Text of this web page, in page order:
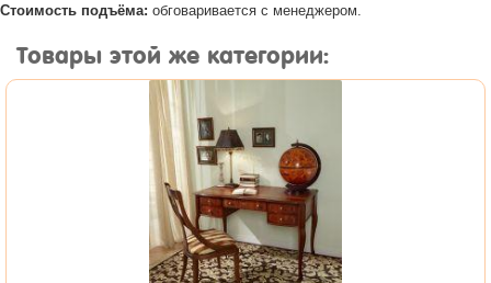
Стоимость подъёма: обговаривается с менеджером.
Товары этой же категории: